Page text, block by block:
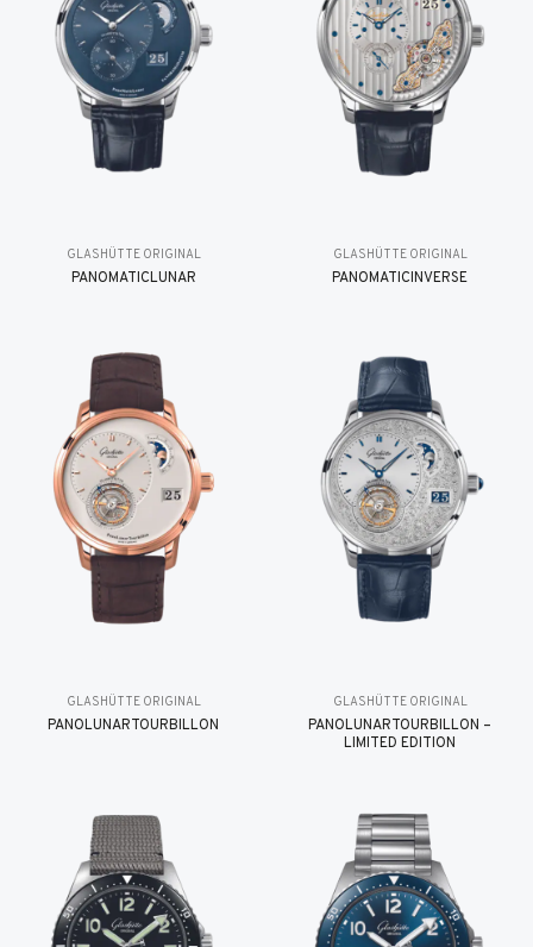
GLASHÜTTE ORIGINAL
PANOMATICLUNAR
GLASHÜTTE ORIGINAL
PANOMATICINVERSE
GLASHÜTTE ORIGINAL
PANOLUNARTOURBILLON
GLASHÜTTE ORIGINAL
PANOLUNARTOURBILLON –
LIMITED EDITION